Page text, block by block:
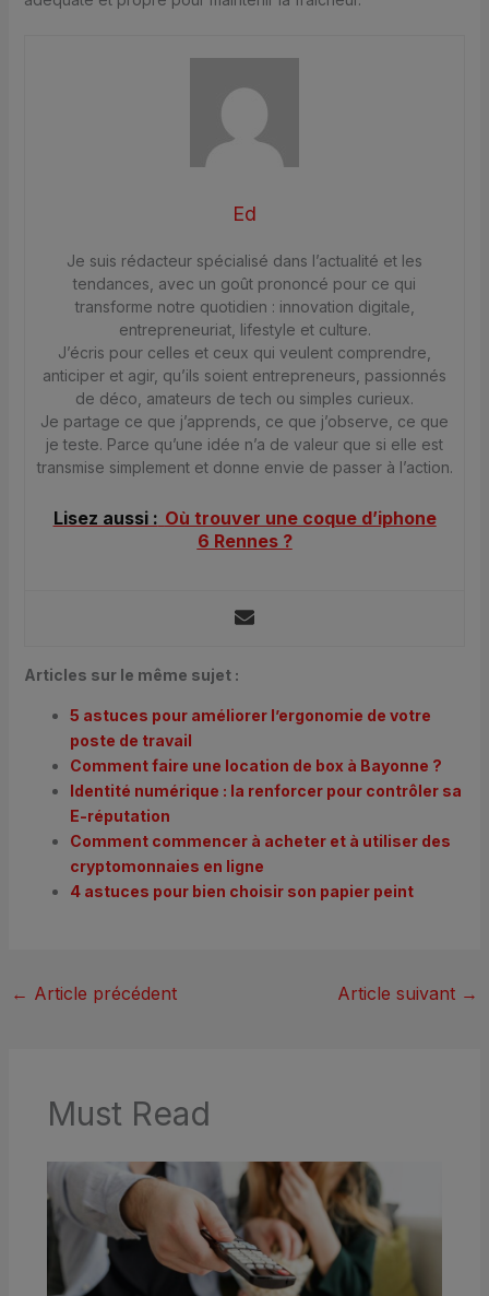
Ed
Je suis rédacteur spécialisé dans l’actualité et les
tendances, avec un goût prononcé pour ce qui
transforme notre quotidien : innovation digitale,
entrepreneuriat, lifestyle et culture.
J’écris pour celles et ceux qui veulent comprendre,
anticiper et agir, qu’ils soient entrepreneurs, passionnés
de déco, amateurs de tech ou simples curieux.
Je partage ce que j’apprends, ce que j’observe, ce que
je teste. Parce qu’une idée n’a de valeur que si elle est
transmise simplement et donne envie de passer à l’action.
Lisez aussi : Où trouver une coque d’iphone
6 Rennes ?
Articles sur le même sujet :
5 astuces pour améliorer l’ergonomie de votre
poste de travail
Comment faire une location de box à Bayonne ?
Identité numérique : la renforcer pour contrôler sa
E-réputation
Comment commencer à acheter et à utiliser des
cryptomonnaies en ligne
4 astuces pour bien choisir son papier peint
← Article précédent Article suivant →
Must Read